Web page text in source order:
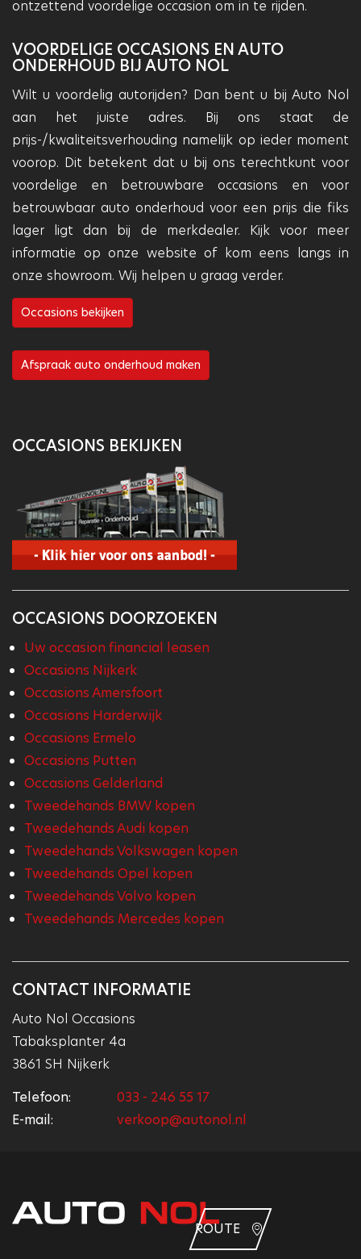
ontzettend voordelige occasion om in te rijden.
VOORDELIGE OCCASIONS EN AUTO
ONDERHOUD BIJ AUTO NOL
Wilt u voordelig autorijden? Dan bent u bij Auto Nol
aan het juiste adres. Bij ons staat de
prijs-/kwaliteitsverhouding namelijk op ieder moment
voorop. Dit betekent dat u bij ons terechtkunt voor
voordelige en betrouwbare occasions en voor
betrouwbaar auto onderhoud voor een prijs die fiks
lager ligt dan bij de merkdealer. Kijk voor meer
informatie op onze website of kom eens langs in
onze showroom. Wij helpen u graag verder.
Occasions bekijken
Afspraak auto onderhoud maken
OCCASIONS BEKIJKEN
OCCASIONS DOORZOEKEN
Uw occasion financial leasen
Occasions Nijkerk
Occasions Amersfoort
Occasions Harderwijk
Occasions Ermelo
Occasions Putten
Occasions Gelderland
Tweedehands BMW kopen
Tweedehands Audi kopen
Tweedehands Volkswagen kopen
Tweedehands Opel kopen
Tweedehands Volvo kopen
Tweedehands Mercedes kopen
CONTACT INFORMATIE
Auto Nol Occasions
Tabaksplanter 4a
3861 SH Nijkerk
Telefoon:
033 - 246 55 17
E-mail:
verkoop@autonol.nl
ROUTE